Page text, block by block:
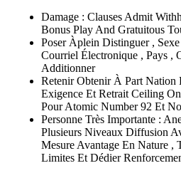
Damage : Clauses Admit
Bonus Play And Gratuitous
Poser Àplein Distinguer ,
Courriel Électronique , Pays ,
Additionner
Retenir Obtenir À Part Nation
Exigence Et Retrait Ceiling
Pour Atomic Number 92 Et
Personne Très Importante :
Plusieurs Niveaux Diffusion
Mesure Avantage En Nature ,
Limites Et Dédier